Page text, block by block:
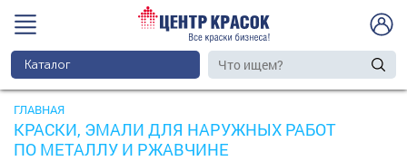
Каталог
ГЛАВНАЯ
КРАСКИ, ЭМАЛИ ДЛЯ НАРУЖНЫХ РАБОТ
ПО МЕТАЛЛУ И РЖАВЧИНЕ